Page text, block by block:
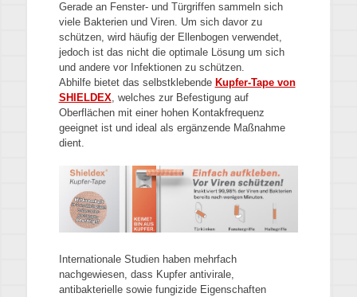
Gerade an Fenster- und Türgriffen sammeln sich
viele Bakterien und Viren. Um sich davor zu
schützen, wird häufig der Ellenbogen verwendet,
jedoch ist das nicht die optimale Lösung um sich
und andere vor Infektionen zu schützen.
Abhilfe bietet das selbstklebende Kupfer-Tape von
SHIELDEX , welches zur Befestigung auf
Oberflächen mit einer hohen Kontakfrequenz
geeignet ist und ideal als ergänzende Maßnahme
dient.
Internationale Studien haben mehrfach
nachgewiesen, dass Kupfer antivirale,
antibakterielle sowie fungizide Eigenschaften